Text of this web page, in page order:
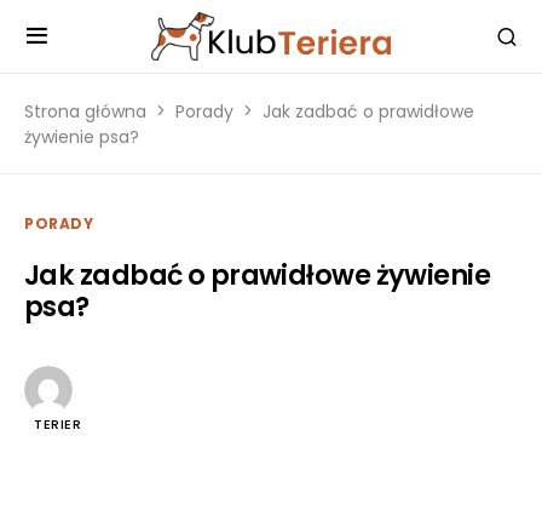
Strona główna Porady
Jak zadbać o prawidłowe
żywienie psa?
PORADY
Jak zadbać o prawidłowe żywienie
psa?
TERIER